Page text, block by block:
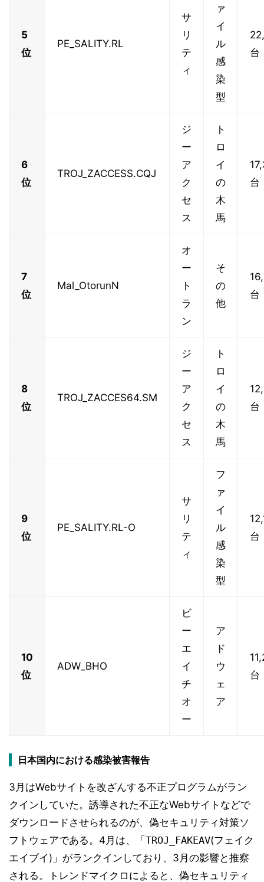
5
位
PE_SALITY.RL
サ
リ
テ
ィ
ァ
イ
ル
感
染
型
台
6
位
TROJ_ZACCESS.CQJ
ジ
ー
ア
ク
セ
ス
ト
ロ
イ
の
木
馬
台
7
位
Mal_OtorunN
オ
ー
ト
ラ
ン
そ
の
他
台
8
位
TROJ_ZACCES64.SM
ジ
ー
ア
ク
セ
ス
ト
ロ
イ
の
木
馬
台
9
位
PE_SALITY.RL-O
サ
リ
テ
ィ
フ
ァ
イ
ル
感
染
型
台
10
位
ADW_BHO
ビ
ー
エ
イ
チ
オ
ー
ア
ド
ウ
ェ
ア
台
日本国内における感染被害報告
3月はWebサイトを改ざんする不正プログラムがラン
クインしていた。誘導された不正なWebサイトなどで
ダウンロードさせられるのが、偽セキュリティ対策ソ
フトウェアである。4月は、「 TROJ_FAKEAV(フェイク
エイブイ)」がランクインしており、3月の影響と推察
される。トレンドマイクロによると、偽セキュリティ